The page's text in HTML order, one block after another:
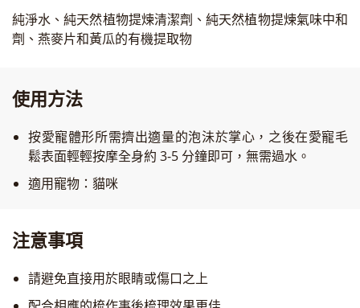
純淨水、純天然植物提煉清潔劑、純天然植物提煉氣味中和
劑、燕麥片和黃瓜的有機提取物
使用方法
按愛寵體形所需擠出適量的泡沬於掌心，之後在愛寵毛
鬆表面輕輕按摩全身約 3-5 分鐘即可，無需過水。
適用寵物：貓咪
注意事項
請避免直接用於眼睛或傷口之上